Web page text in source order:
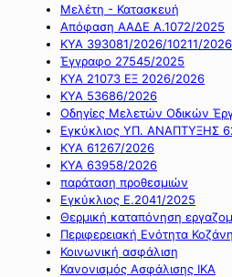
Μελέτη - Κατασκευή
Απόφαση ΑΑΔΕ Α.1072/2025
ΚΥΑ 393081/2026/10211/2026
Έγγραφο 27545/2025
ΚΥΑ 21073 ΕΞ 2026/2026
ΚΥΑ 53686/2026
Οδηγίες Μελετών Οδικών
Εγκύκλιος ΥΠ. ΑΝΑΠΤΥΞΗΣ
ΚΥΑ 61267/2026
ΚΥΑ 63958/2026
παράταση προθεσμιών
Εγκύκλιος Ε.2041/2025
Θερμική καταπόνηση
Περιφερειακή Ενότητα
Κοινωνική ασφάλιση
Κανονισμός Ασφάλισης ΙΚΑ